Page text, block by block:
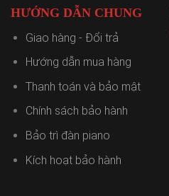
HƯỚNG DẪN CHUNG
Giao hàng - Đổi trả
Hướng dẫn mua hàng
Thanh toán và bảo mật
Chính sách bảo hành
Bảo trì đàn piano
Kích hoạt bảo hành